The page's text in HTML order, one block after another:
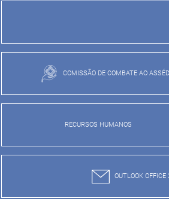
COMISSÃO DE COMBATE AO
RECURSOS HUMANOS
OUTLOOK OFFICE